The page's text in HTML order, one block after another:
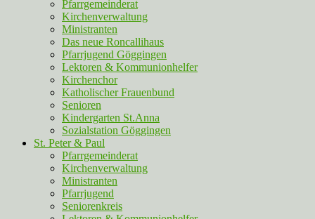
Pfarrgemeinderat
Kirchenverwaltung
Ministranten
Das neue Roncallihaus
Pfarrjugend Göggingen
Lektoren & Kommunionhelfer
Kirchenchor
Katholischer Frauenbund
Senioren
Kindergarten St.Anna
Sozialstation Göggingen
St. Peter & Paul
Pfarrgemeinderat
Kirchenverwaltung
Ministranten
Pfarrjugend
Seniorenkreis